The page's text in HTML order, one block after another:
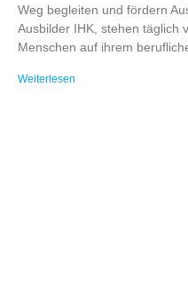
Weg begleiten und fördern
Ausbilder IHK, stehen täglich
Menschen auf ihrem
Weiterlesen